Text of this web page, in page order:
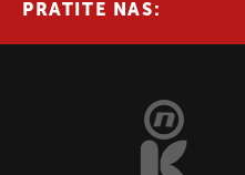
PRATITE NAS: